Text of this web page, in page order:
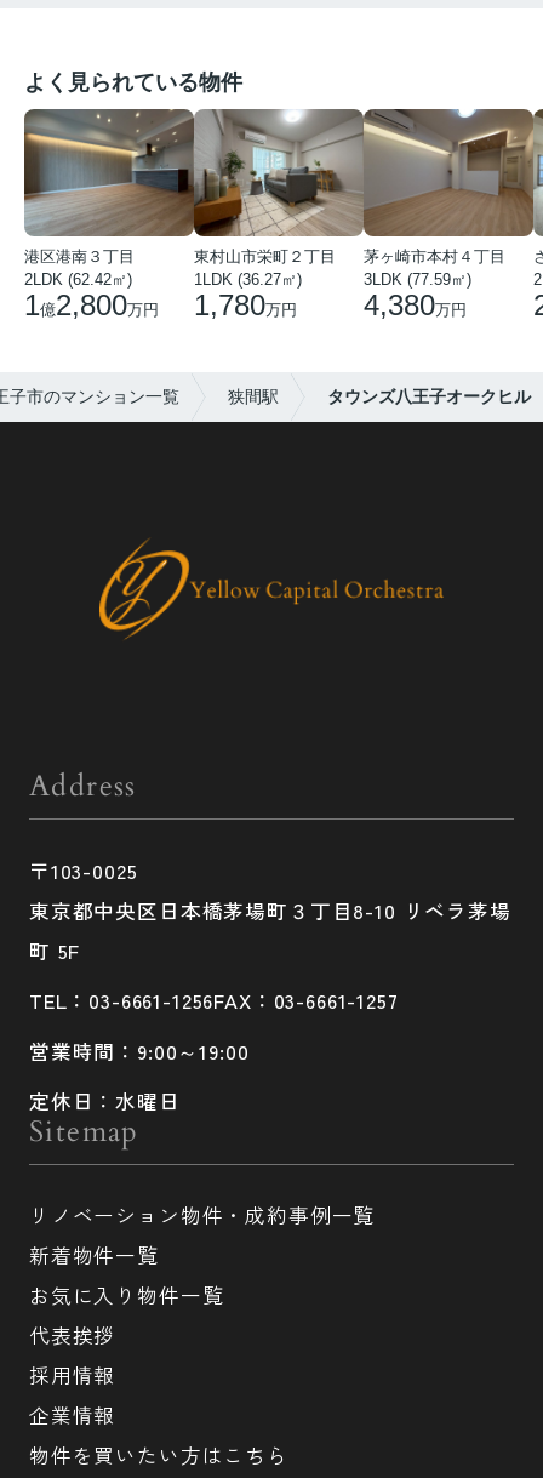
よく見られている物件
港区港南３丁目
2LDK (62.42㎡)
1億2,800万円
東村山市栄町２丁目
1LDK (36.27㎡)
1,780万円
茅ヶ崎市本村４丁目
3LDK (77.59㎡)
4,380万円
子市のマンション一覧 狭間駅 タウンズ八王子オークヒル
Address
〒103-0025
東京都中央区日本橋茅場町３丁目8-10 リベラ茅場
町 5F
TEL：03-6661-1256FAX：03-6661-1257
営業時間：9:00～19:00
定休日：水曜日
Sitemap
リノベーション物件・成約事例一覧
新着物件一覧
お気に入り物件一覧
代表挨拶
採用情報
企業情報
物件を買いたい方はこちら